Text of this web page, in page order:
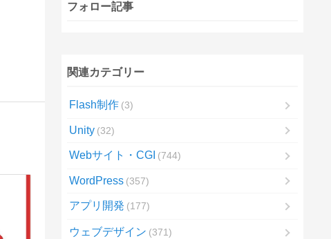
フォロー記事
関連カテゴリー
Flash制作 3
Unity 32
Webサイト・CGI 744
WordPress 357
アプリ開発 177
ウェブデザイン 371